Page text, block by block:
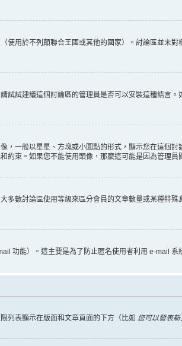
用於不列顛聯合王國或其他的國家）。討論區並未
試建議這個討論區的管理員是否可以安裝這種語言
一般以星星、方塊或小圓點的形式，顯示您在這個
束。如果您不能使用頭像，那麼這可能是因為管理
數討論區使用等級來區分會員的文章數量或某種特
功能）。這主要是為了防止匿名使用者利用 e-mail 系
列表顯示在版面和文章頁面的下方（比如 您可以發表